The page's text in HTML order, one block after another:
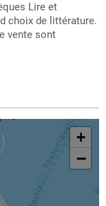
Lire et
choix de littérature.
vente sont
+
−